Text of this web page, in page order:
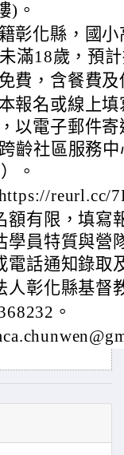
)。
彰化縣，國
滿18歲，預
費，含餐費及
報名或線上
以電子郵件
齡社區服務
。
reurl.cc/
額有限，填寫
學員特質與營
電話通知錄取
人彰化縣基督
。